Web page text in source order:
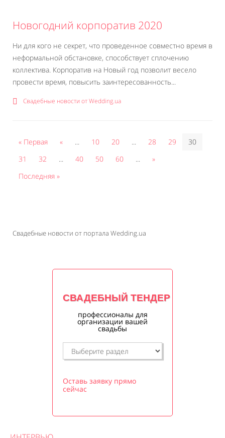
Новогодний корпоратив 2020
Ни для кого не секрет, что проведенное совместно время в
неформальной обстановке, способствует сплочению
коллектива. Корпоратив на Новый год позволит весело
провести время, повысить заинтересованность...
Свадебные новости от Wedding.ua
« Первая « ... 10 20 ... 28 29
30
31
32 ... 40 50 60 ...
»
Последняя »
Свадебные новости от портала Wedding.ua
СВАДЕБНЫЙ ТЕНДЕР
профессионалы для
организации вашей
свадьбы
Оставь заявку прямо
сейчас